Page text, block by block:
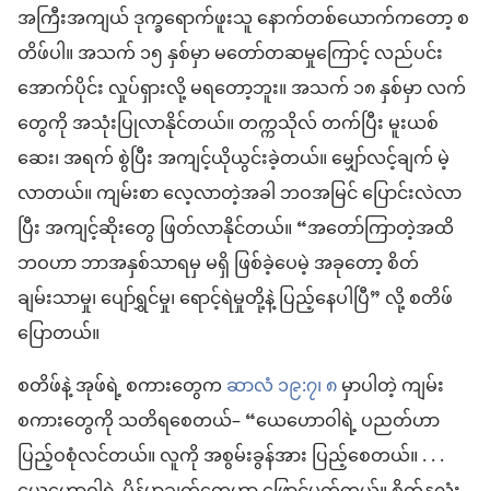
အကြီးအကျယ် ဒုက္ခရောက်ဖူးသူ နောက်တစ်ယောက်ကတော့ စ
တိဖ်ပါ။ အသက် ၁၅ နှစ်မှာ မတော်တဆမှုကြောင့် လည်ပင်း
အောက်ပိုင်း လှုပ်ရှားလို့ မရတော့ဘူး။ အသက် ၁၈ နှစ်မှာ လက်
တွေကို အသုံးပြုလာနိုင်တယ်။ တက္ကသိုလ် တက်ပြီး မူးယစ်
ဆေး၊ အရက် စွဲပြီး အကျင့်ယိုယွင်းခဲ့တယ်။ မျှော်လင့်ချက် မဲ့
လာတယ်။ ကျမ်းစာ လေ့လာတဲ့အခါ ဘဝအမြင် ပြောင်းလဲလာ
ပြီး အကျင့်ဆိုးတွေ ဖြတ်လာနိုင်တယ်။ “အတော်ကြာတဲ့အထိ
ဘဝဟာ ဘာအနှစ်သာရမှ မရှိ ဖြစ်ခဲ့ပေမဲ့ အခုတော့ စိတ်
ချမ်းသာမှု၊ ပျော်ရွှင်မှု၊ ရောင့်ရဲမှုတို့နဲ့ ပြည့်နေပါပြီ” လို့ စတိဖ်
ပြောတယ်။
စတိဖ်နဲ့ အုဖ်ရဲ့ စကားတွေကဆာလံ ၁၉:၇၊ ၈မှာပါတဲ့ ကျမ်း
စကားတွေကို သတိရစေတယ်– “ယေဟောဝါရဲ့ ပညတ်ဟာ
ပြည့်ဝစုံလင်တယ်။ လူကို အစွမ်းခွန်အား ပြည့်စေတယ်။ . . .